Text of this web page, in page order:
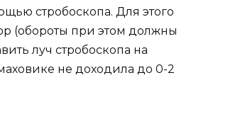
стробоскопа. Для этого
(обороты при этом должны
луч стробоскопа на
не доходила до 0-2